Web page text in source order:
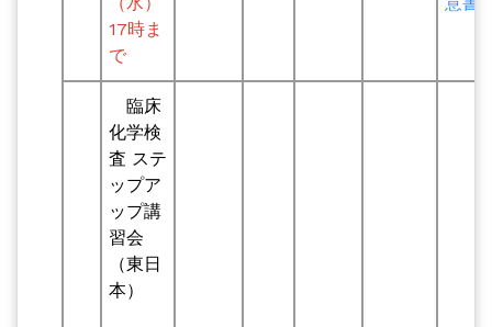
17時ま
で
臨床
化学検
査 ステ
ップア
ップ講
習会
（東日
本）